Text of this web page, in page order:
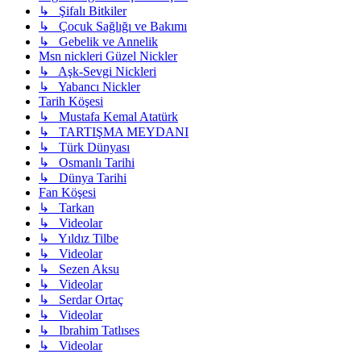
↳ Şifalı Bitkiler
↳ Çocuk Sağlığı ve Bakımı
↳ Gebelik ve Annelik
Msn nickleri Güzel Nickler
↳ Aşk-Sevgi Nickleri
↳ Yabancı Nickler
Tarih Köşesi
↳ Mustafa Kemal Atatürk
↳ TARTIŞMA MEYDANI
↳ Türk Dünyası
↳ Osmanlı Tarihi
↳ Dünya Tarihi
Fan Köşesi
↳ Tarkan
↳ Videolar
↳ Yıldız Tilbe
↳ Videolar
↳ Sezen Aksu
↳ Videolar
↳ Serdar Ortaç
↳ Videolar
↳ Ibrahim Tatlıses
↳ Videolar